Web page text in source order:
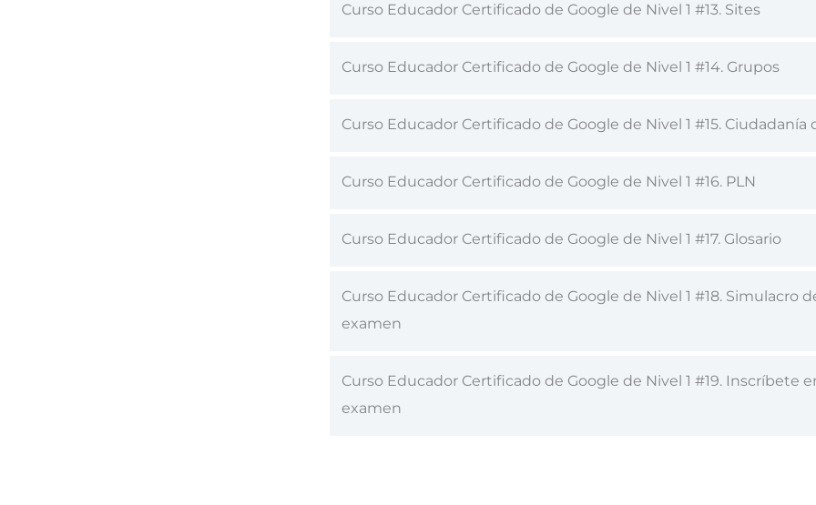
Curso Educador Certificado de Google de Nivel 1 #13. Sites
Curso Educador Certificado de Google de Nivel 1 #14. Grupos
Curso Educador Certificado de Google de Nivel 1 #15. Ciudadanía
Curso Educador Certificado de Google de Nivel 1 #16. PLN
Curso Educador Certificado de Google de Nivel 1 #17. Glosario
Curso Educador Certificado de Google de Nivel 1 #18. Simulacro
examen
Curso Educador Certificado de Google de Nivel 1 #19. Inscríbete
examen